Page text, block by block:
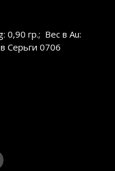
0,90 гр.; Вес в Au:
Серьги 0706